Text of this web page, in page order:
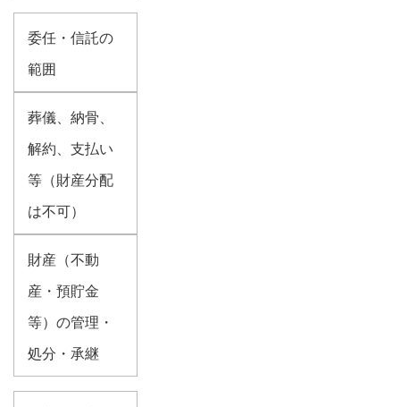
委任・信託の
範囲
葬儀、納骨、
解約、支払い
等（財産分配
は不可）
財産（不動
産・預貯金
等）の管理・
処分・承継